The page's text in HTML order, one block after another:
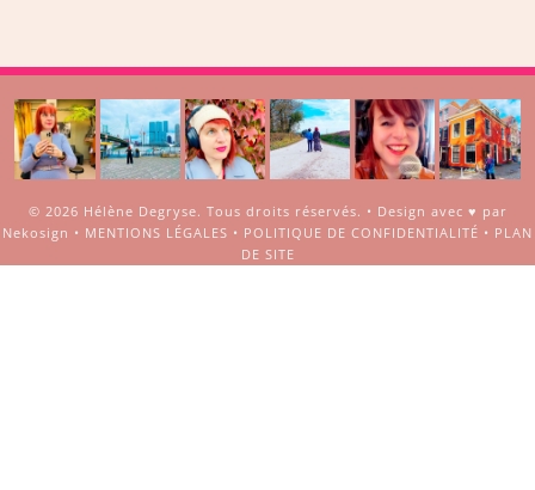
© 2026 Hélène Degryse. Tous droits réservés. • Design avec ♥ par
Nekosign • MENTIONS LÉGALES • POLITIQUE DE CONFIDENTIALITÉ • PLAN
DE SITE